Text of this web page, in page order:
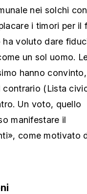
nei solchi
i timori per il
voluto dare
un sol uomo.
hanno
(Lista
Un voto, quello
manifestare il
come motivato